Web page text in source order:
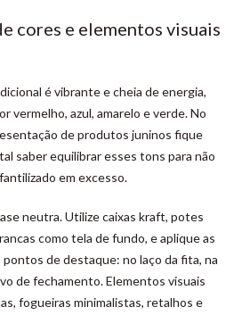
cores e elementos visuais
é vibrante e cheia de energia,
vermelho, azul, amarelo e verde. No
de produtos juninos fique
saber equilibrar esses tons para não
em excesso.
neutra. Utilize caixas kraft, potes
como tela de fundo, e aplique as
de destaque: no laço da fita, na
de fechamento. Elementos visuais
fogueiras minimalistas, retalhos e